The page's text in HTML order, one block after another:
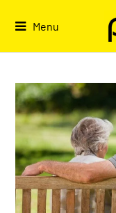
Menu